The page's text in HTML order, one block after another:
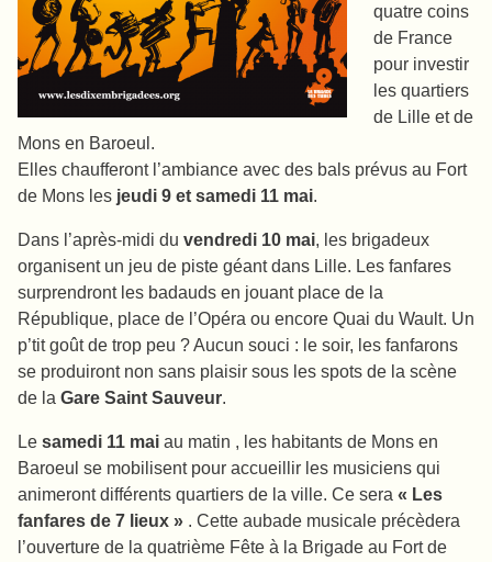
quatre coins
de France
pour investir
les quartiers
de Lille et de
Mons en Baroeul.
Elles chaufferont l’ambiance avec des bals prévus au Fort
de Mons les jeudi 9 et samedi 11 mai.
Dans l’après-midi du vendredi 10 mai, les brigadeux
organisent un jeu de piste géant dans Lille. Les fanfares
surprendront les badauds en jouant place de la
République, place de l’Opéra ou encore Quai du Wault. Un
p’tit goût de trop peu ? Aucun souci : le soir, les fanfarons
se produiront non sans plaisir sous les spots de la scène
de la Gare Saint Sauveur.
Le samedi 11 mai au matin , les habitants de Mons en
Baroeul se mobilisent pour accueillir les musiciens qui
animeront différents quartiers de la ville. Ce sera « Les
fanfares de 7 lieux » . Cette aubade musicale précèdera
l’ouverture de la quatrième Fête à la Brigade au Fort de